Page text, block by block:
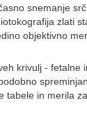
snemanje
zlati
objektivno
krivulj - fetalne
tabele in merila